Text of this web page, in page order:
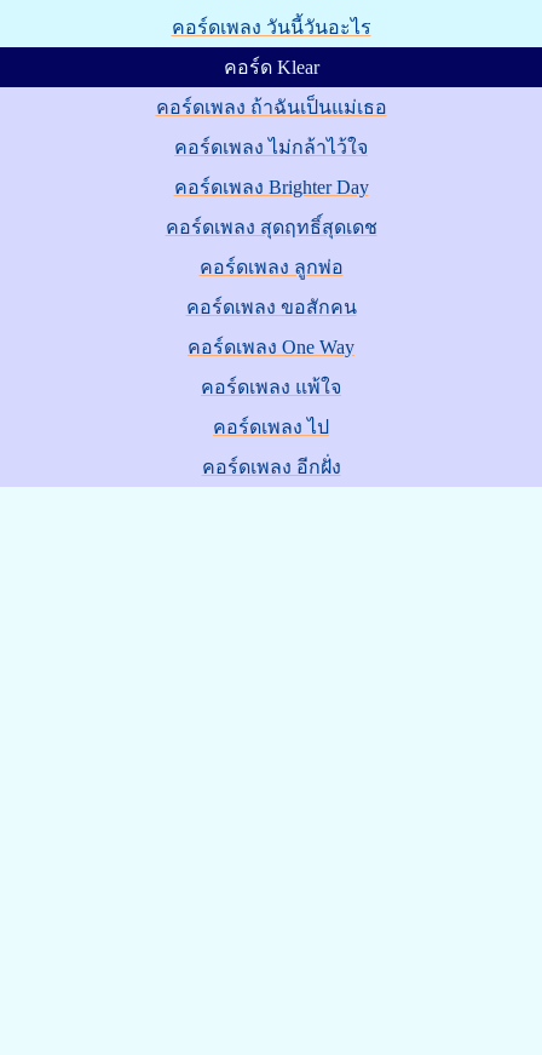
คอร์ดเพลง วันนี้วันอะไร
คอร์ด Klear
คอร์ดเพลง ถ้าฉันเป็นแม่เธอ
คอร์ดเพลง ไม่กล้าไว้ใจ
คอร์ดเพลง Brighter Day
คอร์ดเพลง สุดฤทธิ์สุดเดช
คอร์ดเพลง ลูกพ่อ
คอร์ดเพลง ขอสักคน
คอร์ดเพลง One Way
คอร์ดเพลง แพ้ใจ
คอร์ดเพลง ไป
คอร์ดเพลง อีกฝั่ง